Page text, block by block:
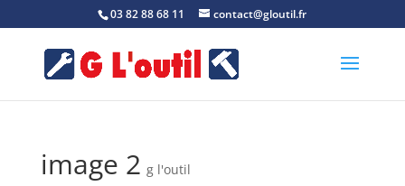
03 82 88 68 11 contact@gloutil.fr
image 2 g l'outil